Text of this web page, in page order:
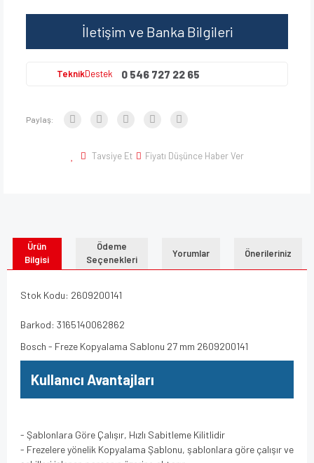
İletişim ve Banka Bilgileri
TeknikDestek 0 546 727 22 65
Paylaş:
Tavsiye Et Fiyatı Düşünce Haber Ver
Ürün
Bilgisi
Ödeme
Seçenekleri
Yorumlar Önerileriniz
Stok Kodu: 2609200141
Barkod: 3165140062862
Bosch - Freze Kopyalama Sablonu 27 mm 2609200141
Kullanıcı Avantajları
- Şablonlara Göre Çalışır, Hızlı Sabitleme Kilitlidir
- Frezelere yönelik Kopyalama Şablonu, şablonlara göre çalışır ve